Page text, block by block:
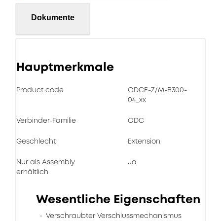
Dokumente
Hauptmerkmale
Product code
ODCE-Z/M-B300-
04_xx
Verbinder-Familie ODC
Geschlecht Extension
Nur als Assembly
erhältlich
Ja
Wesentliche Eigenschaften
Verschraubter Verschlussmechanismus